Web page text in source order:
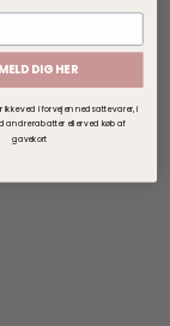
DIG HER
ved i forvejen nedsatte varer, i
andre rabatter eller ved køb af
gavekort